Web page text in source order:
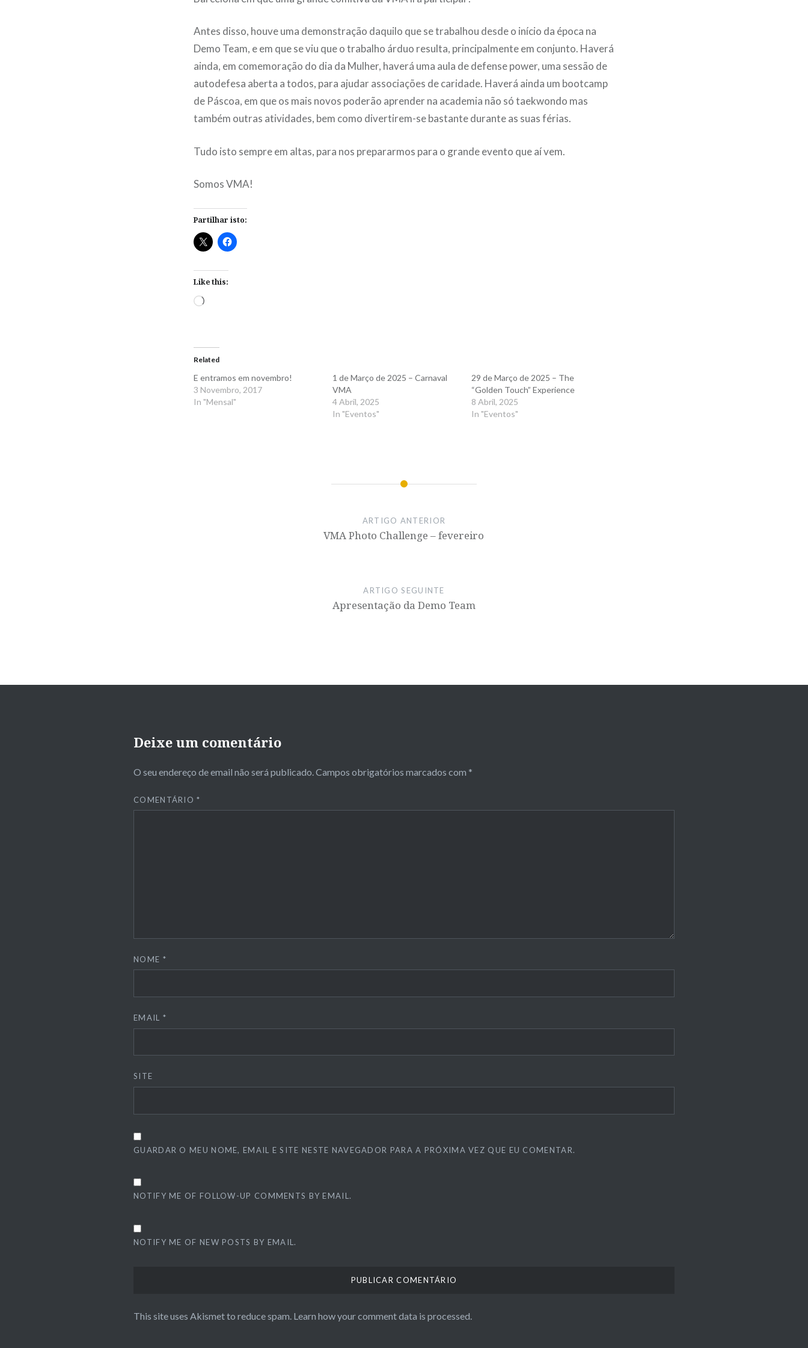
Antes disso, houve uma demonstração daquilo que se trabalhou desde o início da época na
Demo Team, e em que se viu que o trabalho árduo resulta, principalmente em conjunto. Haverá
ainda, em comemoração do dia da Mulher, haverá uma aula de defense power, uma sessão de
autodefesa aberta a todos, para ajudar associações de caridade. Haverá ainda um bootcamp
de Páscoa, em que os mais novos poderão aprender na academia não só taekwondo mas
também outras atividades, bem como divertirem-se bastante durante as suas férias.
Tudo isto sempre em altas, para nos prepararmos para o grande evento que aí vem.
Somos VMA!
Partilhar isto:
Like this:
Loading…
Related
E entramos em novembro!
3 Novembro, 2017
In "Mensal"
1 de Março de 2025 – Carnaval
VMA
4 Abril, 2025
In "Eventos"
29 de Março de 2025 – The
“Golden Touch” Experience
8 Abril, 2025
In "Eventos"
ARTIGO ANTERIOR
VMA Photo Challenge – fevereiro
ARTIGO SEGUINTE
Apresentação da Demo Team
Deixe um comentário
O seu endereço de email não será publicado. Campos obrigatórios marcados com *
COMENTÁRIO*
NOME *
EMAIL *
SITE
GUARDAR O MEU NOME, EMAIL E SITE NESTE NAVEGADOR PARA A PRÓXIMA VEZ QUE EU COMENTAR.
NOTIFY ME OF FOLLOW-UP COMMENTS BY EMAIL.
NOTIFY ME OF NEW POSTS BY EMAIL.
This site uses Akismet to reduce spam. Learn how your comment data is processed.